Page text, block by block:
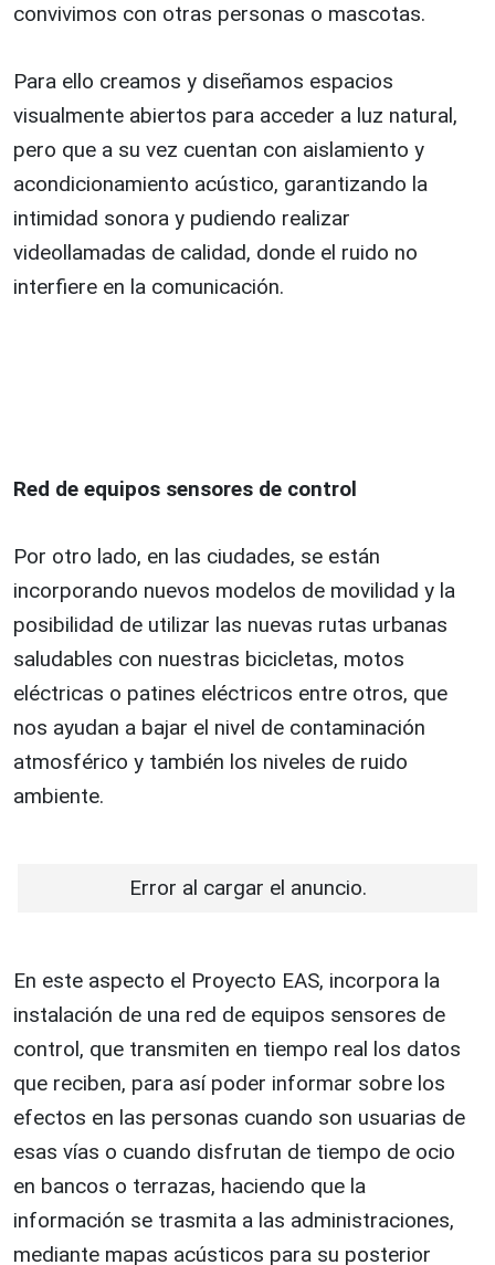
convivimos con otras personas o mascotas.
Para ello creamos y diseñamos espacios
visualmente abiertos para acceder a luz natural,
pero que a su vez cuentan con aislamiento y
acondicionamiento acústico, garantizando la
intimidad sonora y pudiendo realizar
videollamadas de calidad, donde el ruido no
interfiere en la comunicación.
Red de equipos sensores de control
Por otro lado, en las ciudades, se están
incorporando nuevos modelos de movilidad y la
posibilidad de utilizar las nuevas rutas urbanas
saludables con nuestras bicicletas, motos
eléctricas o patines eléctricos entre otros, que
nos ayudan a bajar el nivel de contaminación
atmosférico y también los niveles de ruido
ambiente.
Error al cargar el anuncio.
En este aspecto el Proyecto EAS, incorpora la
instalación de una red de equipos sensores de
control, que transmiten en tiempo real los datos
que reciben, para así poder informar sobre los
efectos en las personas cuando son usuarias de
esas vías o cuando disfrutan de tiempo de ocio
en bancos o terrazas, haciendo que la
información se trasmita a las administraciones,
mediante mapas acústicos para su posterior